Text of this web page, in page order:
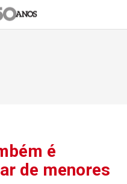
é
de menores